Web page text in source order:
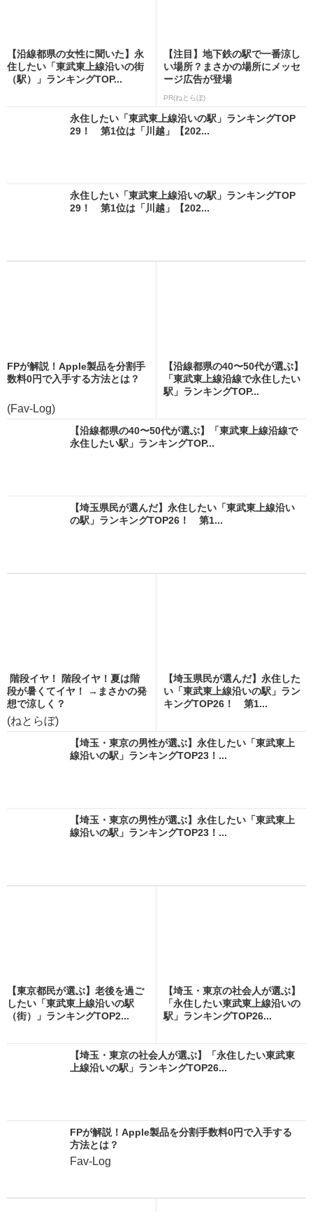
【沿線都県の女性に聞いた】永
住したい「東武東上線沿いの街
（駅）」ランキングTOP...
【注目】地下鉄の駅で一番涼し
い場所？まさかの場所にメッセ
ージ広告が登場
PR(ねとらぼ)
永住したい「東武東上線沿いの駅」ランキングTOP
29！ 第1位は「川越」【202...
永住したい「東武東上線沿いの駅」ランキングTOP
29！ 第1位は「川越」【202...
FPが解説！Apple製品を分割手
数料0円で入手する方法とは？
(Fav-Log)
【沿線都県の40〜50代が選ぶ】
「東武東上線沿線で永住したい
駅」ランキングTOP...
【沿線都県の40〜50代が選ぶ】「東武東上線沿線で
永住したい駅」ランキングTOP...
【埼玉県民が選んだ】永住したい「東武東上線沿い
の駅」ランキングTOP26！ 第1...
階段イヤ！ 階段イヤ！夏は階
段が暑くてイヤ！ →まさかの発
想で涼しく？
(ねとらぼ)
【埼玉県民が選んだ】永住した
い「東武東上線沿いの駅」ラン
キングTOP26！ 第1...
【埼玉・東京の男性が選ぶ】永住したい「東武東上
線沿いの駅」ランキングTOP23！...
【埼玉・東京の男性が選ぶ】永住したい「東武東上
線沿いの駅」ランキングTOP23！...
【東京都民が選ぶ】老後を過ご
したい「東武東上線沿いの駅
（街）」ランキングTOP2...
【埼玉・東京の社会人が選ぶ】
「永住したい東武東上線沿いの
駅」ランキングTOP26...
【埼玉・東京の社会人が選ぶ】「永住したい東武東
上線沿いの駅」ランキングTOP26...
FPが解説！Apple製品を分割手数料0円で入手する
方法とは？
Fav-Log